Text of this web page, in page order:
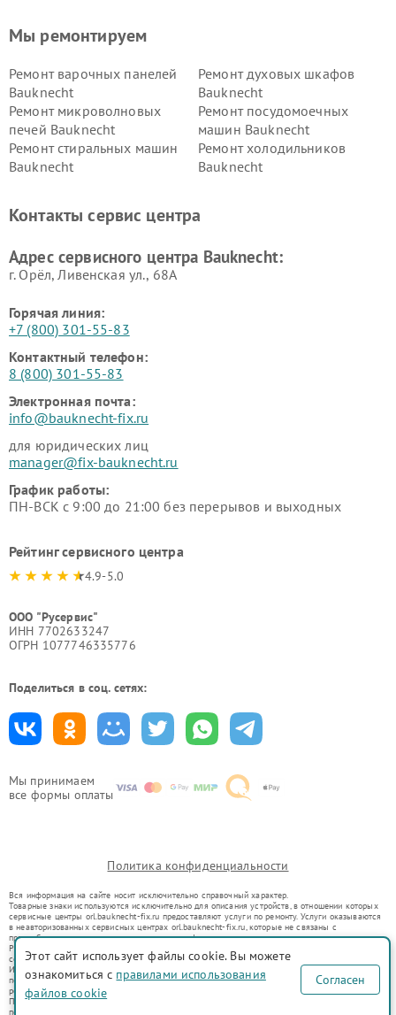
Мы принимаем
все формы оплаты
Мы ремонтируем
Ремонт варочных панелей
Bauknecht
Ремонт духовых шкафов
Bauknecht
Ремонт микроволновых
печей Bauknecht
Ремонт посудомоечных
машин Bauknecht
Ремонт стиральных машин
Bauknecht
Ремонт холодильников
Bauknecht
Контакты сервис центра
Адрес сервисного центра Bauknecht:
г. Орёл, Ливенская ул., 68А
Горячая линия:
+7 (800) 301-55-83
Контактный телефон:
8 (800) 301-55-83
Электронная почта:
info@bauknecht-fix.ru
для юридических лиц
manager@fix-bauknecht.ru
График работы:
ПН-ВСК с 9:00 до 21:00 без перерывов и выходных
Рейтинг сервисного центра
4.9-5.0
ООО "Русервис"
ИНН 7702633247
ОГРН 1077746335776
Поделиться в соц. сетях:
Политика конфиденциальности
Вся информация на сайте носит исключительно справочный характер.
Товарные знаки используются исключительно для описания устройств, в отношении которых
сервисные центры orl.bauknecht-fix.ru предоставляют услуги по ремонту. Услуги оказываются
в неавторизованных сервисных центрах orl.bauknecht-fix.ru, которые не связаны с
правообладателями товарных знаков или их официальными представителями.
Ремонт осуществляется для устройств, уже введенных в гражданский оборот в соответствии
со статьей 1487 ГК РФ.
Использование товарных знаков не преследует цели индивидуализации услуг или введения
потребителей в заблуждение, а служит для информирования о предоставляемых услугах по
ремонту техники указанных брендов.
Представленная на сайте информация не является публичной офертой, определяемой
положениями Статьи 437(2) Гражданского кодекса РФ
Этот сайт использует файлы cookie. Вы можете
ознакомиться с правилами использования
файлов cookie
Согласен